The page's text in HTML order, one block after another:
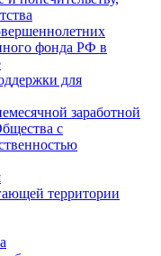
фонда РФ в
для
заработной
с
территории